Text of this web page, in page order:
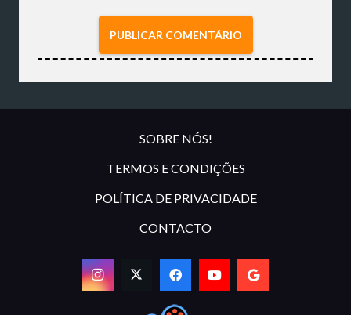
PUBLICAR COMENTÁRIO
SOBRE NÓS!
TERMOS E CONDIÇÕES
POLÍTICA DE PRIVACIDADE
CONTACTO